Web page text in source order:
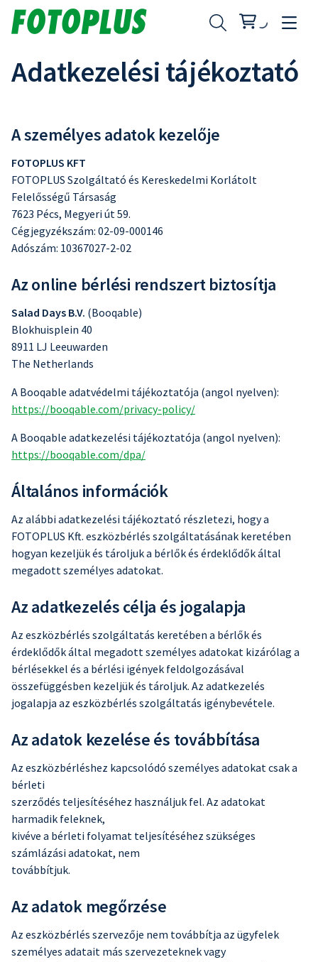
Adatkezelési tájékoztató
A személyes adatok kezelője
FOTOPLUS KFT
FOTOPLUS Szolgáltató és Kereskedelmi Korlátolt
Felelősségű Társaság
7623 Pécs, Megyeri út 59.
Cégjegyzékszám: 02-09-000146
Adószám: 10367027-2-02
Az online bérlési rendszert biztosítja
Salad Days B.V. (Booqable)
Blokhuisplein 40
8911 LJ Leeuwarden
The Netherlands
A Booqable adatvédelmi tájékoztatója (angol nyelven):
https://booqable.com/privacy-policy/
A Booqable adatkezelési tájékoztatója (angol nyelven):
https://booqable.com/dpa/
Általános információk
Az alábbi adatkezelési tájékoztató részletezi, hogy a
FOTOPLUS Kft. eszközbérlés szolgáltatásának keretében
hogyan kezeljük és tároljuk a bérlők és érdeklődők által
megadott személyes adatokat.
Az adatkezelés célja és jogalapja
Az eszközbérlés szolgáltatás keretében a bérlők és
érdeklődők által megadott személyes adatokat kizárólag a
bérlésekkel és a bérlési igények feldolgozásával
összefüggésben kezeljük és tároljuk. Az adatkezelés
jogalapja az eszközbérlés szolgáltatás igénybevétele.
Az adatok kezelése és továbbítása
Az eszközbérléshez kapcsolódó személyes adatokat csak a
bérleti
szerződés teljesítéséhez használjuk fel. Az adatokat
harmadik feleknek,
kivéve a bérleti folyamat teljesítéséhez szükséges
számlázási adatokat, nem
továbbítjuk.
Az adatok megőrzése
Az eszközbérlés szervezője nem továbbítja az ügyfelek
személyes adatait más szervezeteknek vagy